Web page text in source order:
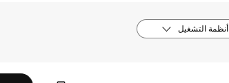
أنظمة التشغيل